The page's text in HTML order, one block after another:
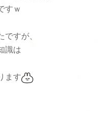
すｗ
すが、
識は
ます